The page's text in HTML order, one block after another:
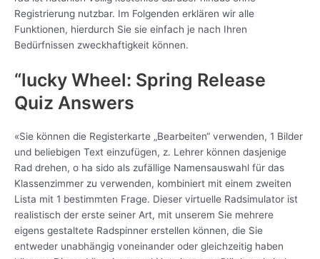
Registrierung nutzbar. Im Folgenden erklären wir alle
Funktionen, hierdurch Sie sie einfach je nach Ihren
Bedürfnissen zweckhaftigkeit können.
“lucky Wheel: Spring Release
Quiz Answers
«Sie können die Registerkarte „Bearbeiten“ verwenden, 1 Bilder
und beliebigen Text einzufügen, z. Lehrer können dasjenige
Rad drehen, o ha sido als zufällige Namensauswahl für das
Klassenzimmer zu verwenden, kombiniert mit einem zweiten
Lista mit 1 bestimmten Frage. Dieser virtuelle Radsimulator ist
realistisch der erste seiner Art, mit unserem Sie mehrere
eigens gestaltete Radspinner erstellen können, die Sie
entweder unabhängig voneinander oder gleichzeitig haben